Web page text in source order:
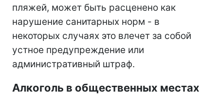
пляжей, может быть расценено как
нарушение санитарных норм - в
некоторых случаях это влечет за собой
устное предупреждение или
административный штраф.
Алкоголь в общественных местах